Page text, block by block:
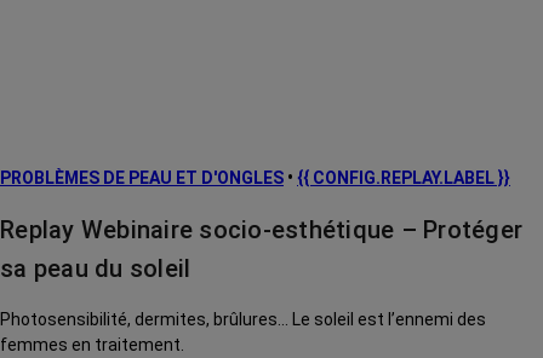
PROBLÈMES DE PEAU ET D'ONGLES • {{ CONFIG.REPLAY.LABEL }}
Replay Webinaire socio-esthétique – Protéger
sa peau du soleil
Photosensibilité, dermites, brûlures... Le soleil est l’ennemi des
femmes en traitement.